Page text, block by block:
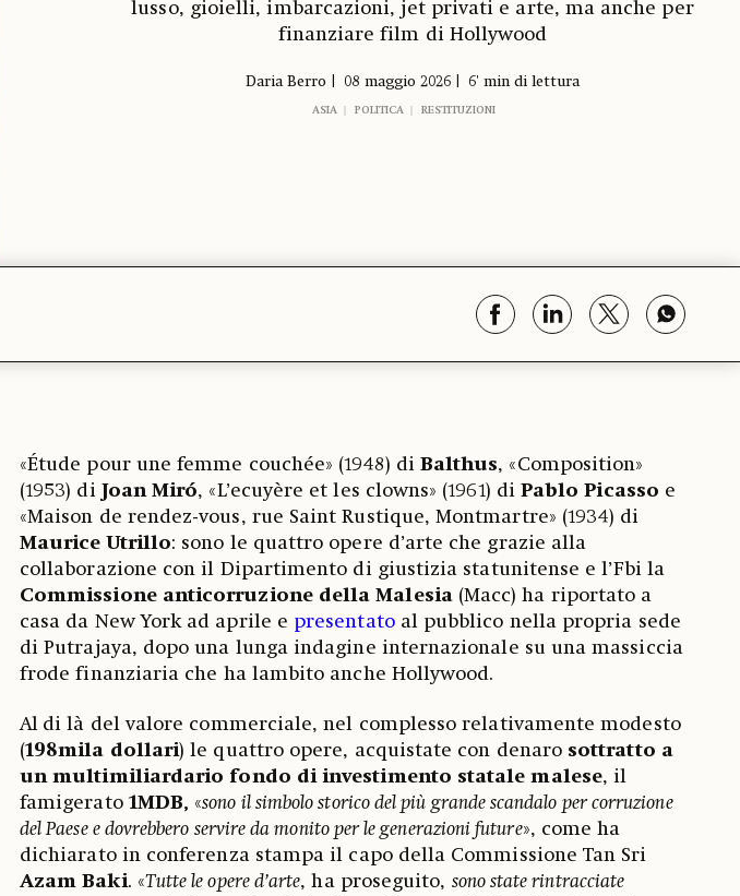
lusso, gioielli, imbarcazioni, jet privati e arte, ma anche per
finanziare film di Hollywood
Daria Berro 08 maggio 2026 6' min di lettura
ASIA POLITICA RESTITUZIONI
«Étude pour une femme couchée» (1948) diBalthus, «Composition»
(1953) di Joan Miró, «L’ecuyère et les clowns» (1961) di Pablo Picasso e
«Maison de rendez-vous, rue Saint Rustique, Montmartre» (1934) di
Maurice Utrillo: sono le quattro opere d’arte che grazie alla
collaborazione con il Dipartimento di giustizia statunitense e l’Fbi la
Commissione anticorruzione della Malesia (Macc) ha riportato a
casa da New York ad aprile e presentato al pubblico nella propria sede
di Putrajaya, dopo una lunga indagine internazionale su una massiccia
frode finanziaria che ha lambito anche Hollywood.
Al di là del valore commerciale, nel complesso relativamente modesto
(198mila dollari) le quattro opere, acquistate con denaro sottratto a
un multimiliardario fondo di investimento statale malese, il
famigerato1MDB, «sono il simbolo storico del più grande scandalo per corruzione
del Paese e dovrebbero servire da monito per le generazioni future», come ha
dichiarato in conferenza stampa il capo della Commissione Tan Sri
Azam Baki. «Tutte le opere d’arte, ha proseguito, sono state rintracciate